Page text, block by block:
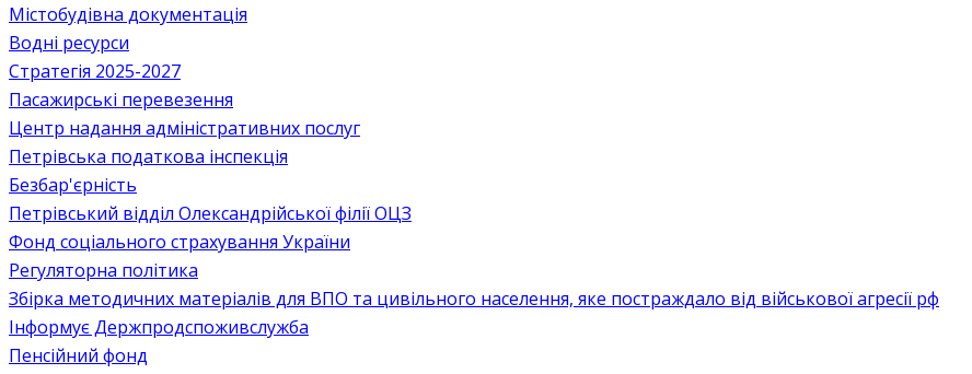
Містобудівна документація
Водні ресурси
Стратегія 2025-2027
Пасажирські перевезення
Центр надання адміністративних послуг
Петрівська податкова інспекція
Безбар'єрність
Петрівський відділ Олександрійської філії ОЦЗ
Фонд соціального страхування України
Регуляторна політика
Збірка методичних матеріалів для ВПО та цивільного населення, яке постраждало від військової агресії рф
Інформує Держпродспоживслужба
Пенсійний фонд